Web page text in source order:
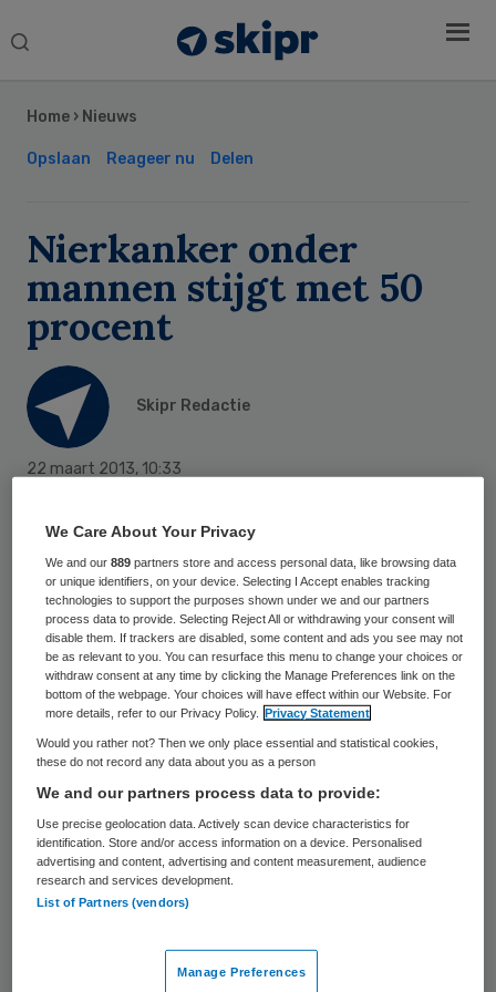
Search
Home › Nieuws
Opslaan Reageer nu Delen
Nierkanker onder
mannen stijgt met 50
procent
Skipr Redactie
22 maart 2013, 10:33
Het aantal nieuwe gevallen van nierkanker
bij mannen is in Nederland de afgelopen tien
jaar met 50 procent gestegen. Dat
constateert het World Cancer Research
Fund (WCRF).
Nierkanker staat vooralsnog op plek negen
op de lijst van meest voorkomende
kankersoorten bij mannen in Nederland. In
2011 werd bij bijna 2200 Nederlanders
nierkanker ontdekt, waarvan 1.438 mannen.
dan 1500, waarvan 954 mannen.
Sidebar
We Care About Your Privacy
We and our889 partners store and access personal data, like browsing data
or unique identifiers, on your device. Selecting I Accept enables tracking
technologies to support the purposes shown under we and our partners
process data to provide. Selecting Reject All or withdrawing your consent will
disable them. If trackers are disabled, some content and ads you see may not
be as relevant to you. You can resurface this menu to change your choices or
withdraw consent at any time by clicking the Manage Preferences link on the
bottom of the webpage. Your choices will have effect within our Website. For
more details, refer to our Privacy Policy.
Privacy Statement
Would you rather not? Then we only place essential and statistical cookies,
these do not record any data about you as a person
We and our partners process data to provide:
Use precise geolocation data. Actively scan device characteristics for
identification. Store and/or access information on a device. Personalised
advertising and content, advertising and content measurement, audience
research and services development.
List of Partners (vendors)
Manage Preferences